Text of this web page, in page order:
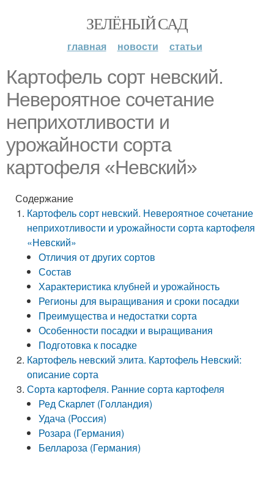
ЗЕЛЁНЫЙ САД
главная новости статьи
Картофель сорт невский.
Невероятное сочетание
неприхотливости и
урожайности сорта
картофеля «Невский»
Содержание
Картофель сорт невский. Невероятное сочетание
неприхотливости и урожайности сорта картофеля
«Невский»
Отличия от других сортов
Состав
Характеристика клубней и урожайность
Регионы для выращивания и сроки посадки
Преимущества и недостатки сорта
Особенности посадки и выращивания
Подготовка к посадке
Картофель невский элита. Картофель Невский:
описание сорта
Сорта картофеля. Ранние сорта картофеля
Ред Скарлет (Голландия)
Удача (Россия)
Розара (Германия)
Беллароза (Германия)